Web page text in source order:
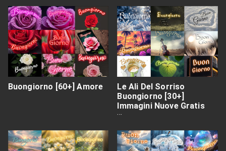
Buongiorno [60+] Amore
Le Ali Del Sorriso
Buongiorno [30+]
Immagini Nuove Gratis
Whatsapp